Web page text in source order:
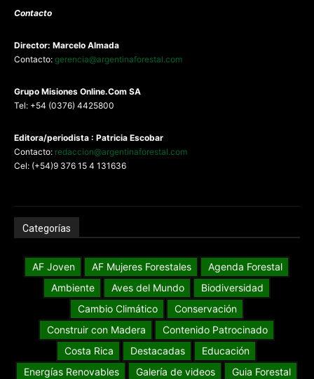
Contacto
Director: Marcelo Almada
Contacto: gerencia@argentinaforestal.com
Grupo Misiones Online.Com SA
Tel: +54 (0376) 4425800
Editora/periodista : Patricia Escobar
Contacto: redaccion@argentinaforestal.com
Cel: (+54)9 376 15 4 131636
Categorías
AF Joven AF Mujeres Forestales
Agenda Forestal
Ambiente
Aves del Mundo
Biodiversidad
Cambio Climático
Conservación
Construir con Madera
Contenido Patrocinado
Costa Rica
Destacadas
Educación
Energías Renovables
Galería de videos
Guia Forestal